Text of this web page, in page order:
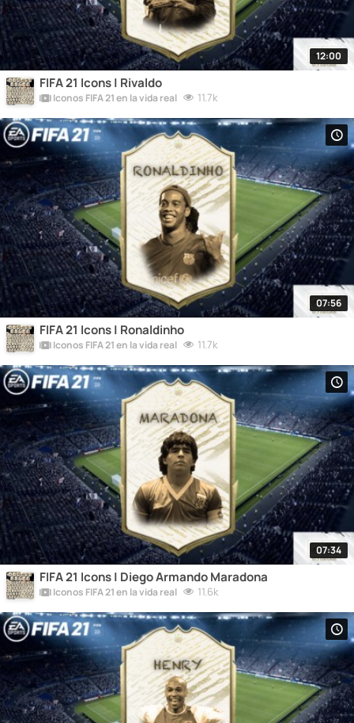
12:00
FIFA 21 Icons | Rivaldo
Iconos FIFA 21 en la vida real 11.7k
07:56
FIFA 21 Icons | Ronaldinho
Iconos FIFA 21 en la vida real 11.7k
07:34
FIFA 21 Icons | Diego Armando Maradona
Iconos FIFA 21 en la vida real 11.6k